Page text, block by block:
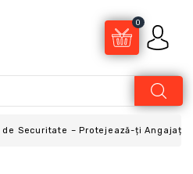
0
Securitate – Protejează-ți Angajații